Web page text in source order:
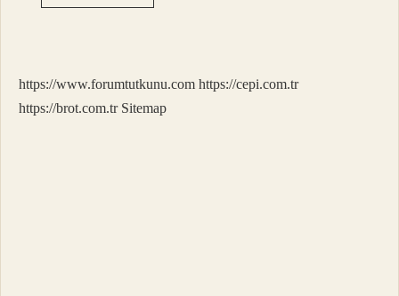
Gezenlere
https://www.forumtutkunu.com https://cepi.com.tr
https://brot.com.tr Sitemap